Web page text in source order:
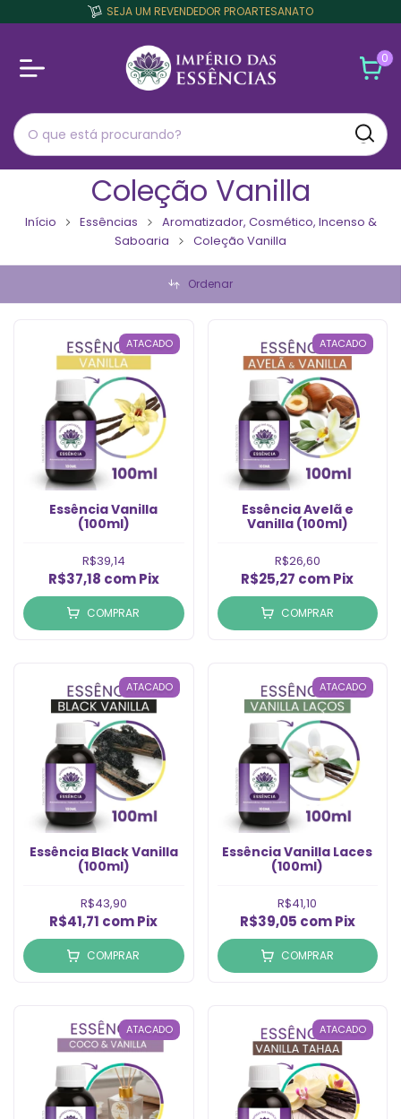
SEJA UM REVENDEDOR PROARTESANATO
0
Coleção Vanilla
Início Essências
Aromatizador, Cosmético, Incenso &
Saboaria
Coleção Vanilla
Ordenar
ATACADO
Essência Vanilla
(100ml)
R$39,14
R$37,18 com Pix
COMPRAR
ATACADO
Essência Avelã e
Vanilla (100ml)
R$26,60
R$25,27 comPix
COMPRAR
ATACADO
Essência Black Vanilla
(100ml)
R$43,90
R$41,71 comPix
COMPRAR
ATACADO
Essência Vanilla Laces
(100ml)
R$41,10
R$39,05 com Pix
COMPRAR
ATACADO ATACADO